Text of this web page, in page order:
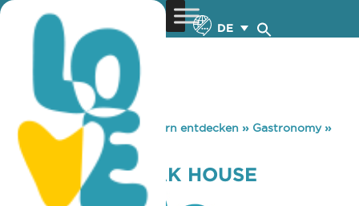
DE
You are here: Home »Zypern entdecken » Gastronomy»
COLUMBIA STEAK HOUSE
COLUMBIA STEAK HOUSE